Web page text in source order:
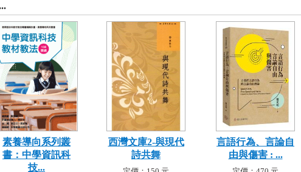
素養導向系列叢
書：中學資訊科
技...
西灣文庫2-與現代
詩共舞
言語行為、言論自
由與傷害 : ...